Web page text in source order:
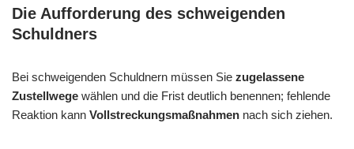
Die Aufforderung des schweigenden
Schuldners
Bei schweigenden Schuldnern müssen Sie zugelassene
Zustellwege wählen und die Frist deutlich benennen; fehlende
Reaktion kann Vollstreckungsmaßnahmen nach sich ziehen.